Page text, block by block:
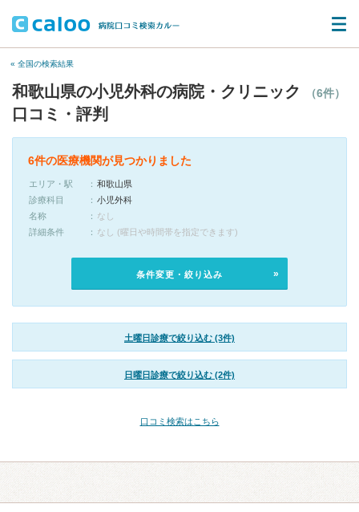
« 全国の検索結果
和歌山県の小児外科の病院・クリニック （6件）
口コミ・評判
6件の医療機関が見つかりました
エリア・駅
和歌山県
診療科目
小児外科
名称
なし
詳細条件
なし (曜日や時間帯を指定できます)
条件変更・絞り込み
土曜日診療で絞り込む (3件)
日曜日診療で絞り込む (2件)
口コミ検索はこちら